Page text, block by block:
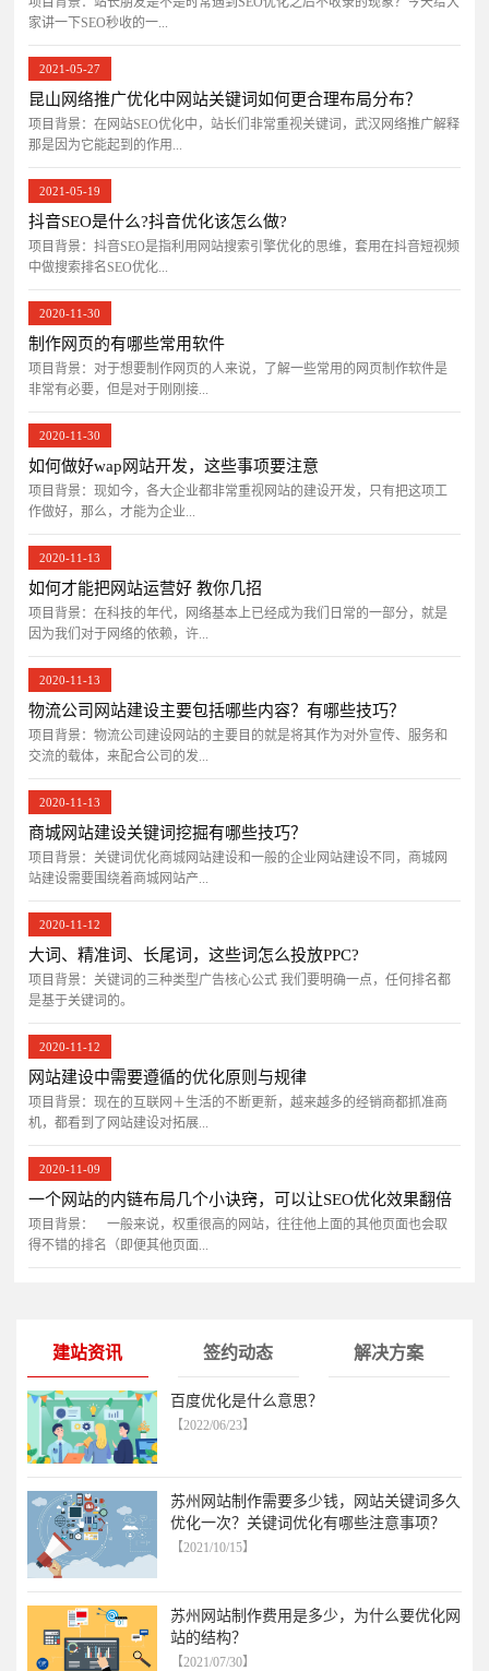
家讲一下SEO秒收的一...
2021-05-27
昆山网络推广优化中网站关键词如何更合理布局分布？
项目背景：在网站SEO优化中，站长们非常重视关键词，武汉网络推广解释
那是因为它能起到的作用...
2021-05-19
抖音SEO是什么?抖音优化该怎么做?
项目背景：抖音SEO是指利用网站搜索引擎优化的思维，套用在抖音短视频
中做搜索排名SEO优化...
2020-11-30
制作网页的有哪些常用软件
项目背景：对于想要制作网页的人来说，了解一些常用的网页制作软件是
非常有必要，但是对于刚刚接...
2020-11-30
如何做好wap网站开发，这些事项要注意
项目背景：​现如今，各大企业都非常重视网站的建设开发，只有把这项工
作做好，那么，才能为企业...
2020-11-13
如何才能把网站运营好 教你几招
项目背景：在科技的年代，网络基本上已经成为我们日常的一部分，就是
因为我们对于网络的依赖，许...
2020-11-13
物流公司网站建设主要包括哪些内容？有哪些技巧？
项目背景：物流公司建设网站的主要目的就是将其作为对外宣传、服务和
交流的载体，来配合公司的发...
2020-11-13
商城网站建设关键词挖掘有哪些技巧？
项目背景：关键词优化商城网站建设和一般的企业网站建设不同，商城网
站建设需要围绕着商城网站产...
2020-11-12
大词、精准词、长尾词，这些词怎么投放PPC?
项目背景：关键词的三种类型广告核心公式 我们要明确一点，任何排名都
是基于关键词的。
2020-11-12
网站建设中需要遵循的优化原则与规律
项目背景：现在的互联网＋生活的不断更新，越来越多的经销商都抓准商
机，都看到了网站建设对拓展...
2020-11-09
一个网站的内链布局几个小诀窍，可以让SEO优化效果翻倍
项目背景： 一般来说，权重很高的网站，往往他上面的其他页面也会取
得不错的排名（即便其他页面...
建站资讯 签约动态 解决方案
百度优化是什么意思？
【2022/06/23】
苏州网站制作需要多少钱，网站关键词多久
优化一次？关键词优化有哪些注意事项？
【2021/10/15】
苏州网站制作费用是多少，为什么要优化网
站的结构？
【2021/07/30】